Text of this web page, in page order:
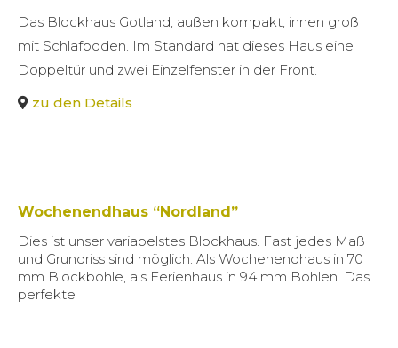
Das Blockhaus Gotland, außen kompakt, innen groß
mit Schlafboden. Im Standard hat dieses Haus eine
Doppeltür und zwei Einzelfenster in der Front.
zu den Details
Wochenendhaus “Nordland”
Dies ist unser variabelstes Blockhaus. Fast jedes Maß
und Grundriss sind möglich. Als Wochenendhaus in 70
mm Blockbohle, als Ferienhaus in 94 mm Bohlen. Das
perfekte